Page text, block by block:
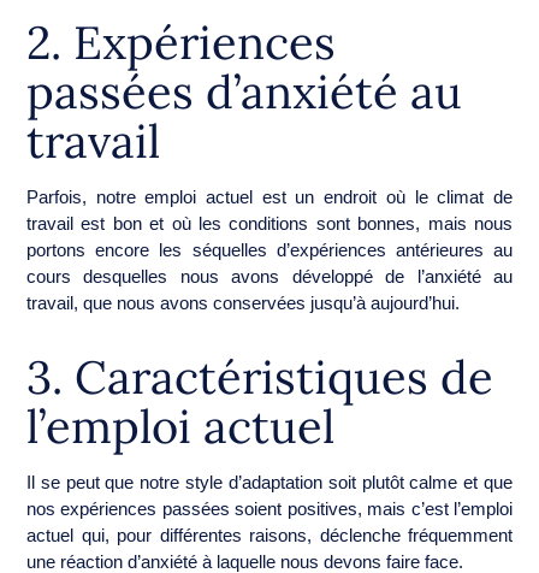
2. Expériences
passées d’anxiété au
travail
Parfois, notre emploi actuel est un endroit où le climat de
travail est bon et où les conditions sont bonnes, mais nous
portons encore les séquelles d’expériences antérieures au
cours desquelles nous avons développé de l’anxiété au
travail, que nous avons conservées jusqu’à aujourd’hui.
3. Caractéristiques de
l’emploi actuel
Il se peut que notre style d’adaptation soit plutôt calme et que
nos expériences passées soient positives, mais c’est l’emploi
actuel qui, pour différentes raisons, déclenche fréquemment
une réaction d’anxiété à laquelle nous devons faire face.